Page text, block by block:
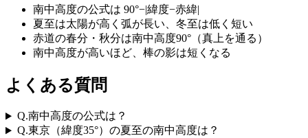
南中高度の公式は 90°−|緯度−赤緯|
夏至は太陽が高く弧が長い、冬至は低く短い
赤道の春分・秋分は南中高度90°（真上を通る）
南中高度が高いほど、棒の影は短くなる
よくある質問
Q.南中高度の公式は？
Q.東京（緯度35°）の夏至の南中高度は？